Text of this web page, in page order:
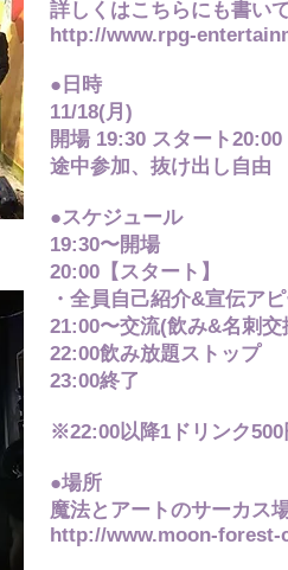
詳しくはこちらにも書い
http://www.rpg-
●日時
11/18(月)
開場 19:30 スタート20:00
途中参加、抜け出し自由
●スケジュール
19:30〜開場
20:00【スタート】
・全員自己紹介&宣伝ア
21:00〜交流(飲み&名刺交
22:00飲み放題ストップ
23:00終了
※22:00以降1ドリンク500
●場所
魔法とアートのサーカス
http://www.moon-forest-